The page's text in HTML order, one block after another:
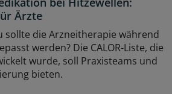
Ärzte
sollte die Arzneitherapie während
werden? Die CALOR-Liste, die
wurde, soll Praxisteams und
bieten.